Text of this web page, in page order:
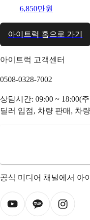
6,850만원
아이트럭 홈으로 가기
아이트럭 고객센터
0508-0328-7002
상담시간: 09:00 ~ 18:00(
딜러 입점, 차량 판매, 차
공식 미디어 채널에서 아